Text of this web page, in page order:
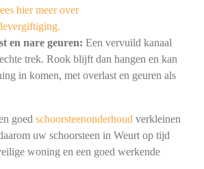
hier meer over
en nare geuren: Een vervuild kanaal
trek. Rook blijft dan hangen en kan
in komen, met overlast en geuren als
goed schoorsteenonderhoud verkleinen
uw schoorsteen in Weurt op tijd
woning en een goed werkende